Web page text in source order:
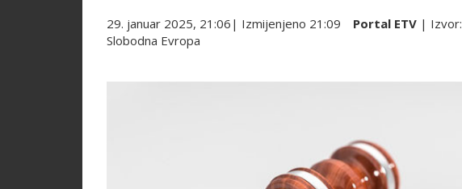
29. januar 2025, 21:06 | Izmijenjeno 21:09 Portal ETV | Izvor:
Slobodna Evropa